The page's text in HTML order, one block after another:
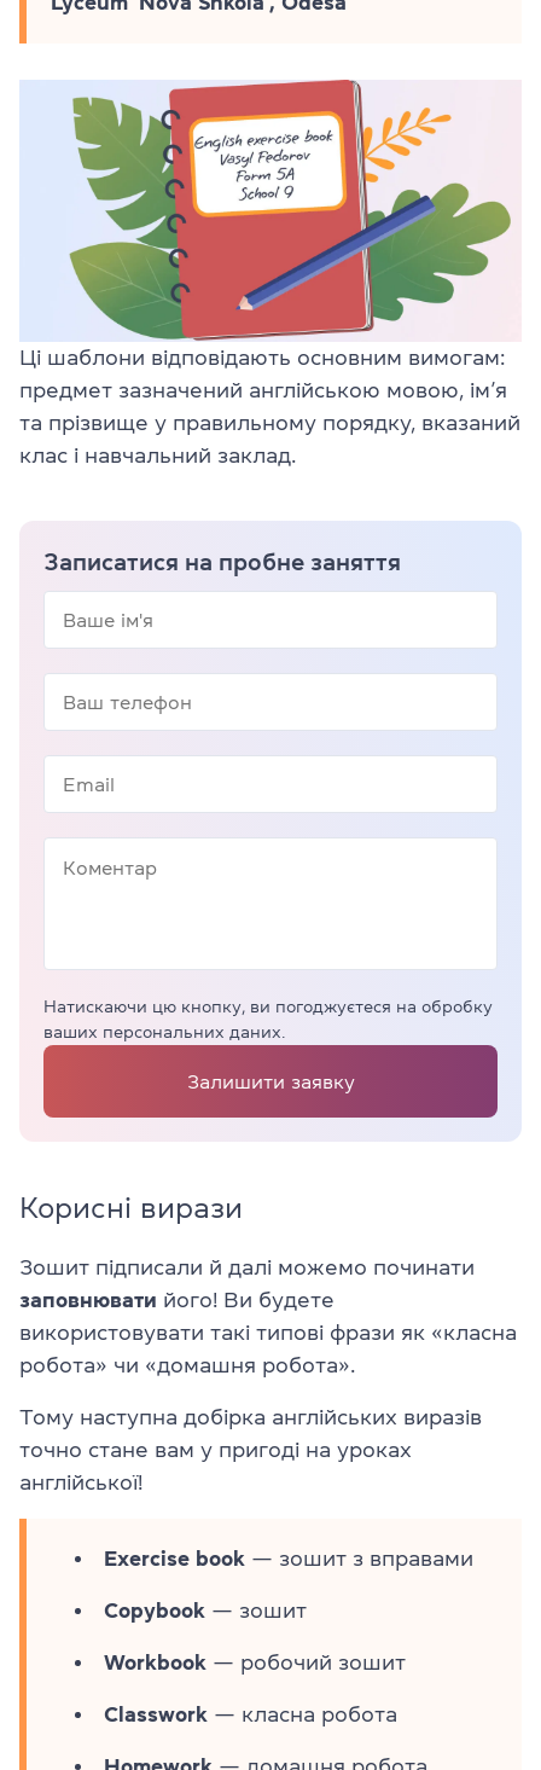
Ці шаблони відповідають основним вимогам:
предмет зазначений англійською мовою, ім’я
та прізвище у правильному порядку, вказаний
клас і навчальний заклад.
Записатися на пробне заняття
Натискаючи цю кнопку, ви погоджуєтеся на обробку
ваших персональних даних.
Залишити заявку
Корисні вирази
Зошит підписали й далі можемо починати
заповнювати його! Ви будете
використовувати такі типові фрази як «класна
робота» чи «домашня робота».
Тому наступна добірка англійських виразів
точно стане вам у пригоді на уроках
англійської!
Exercise book — зошит з вправами
Copybook — зошит
Workbook — робочий зошит
Classwork — класна робота